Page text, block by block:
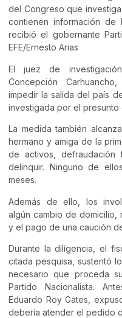
El juez de
Concepción
impedir la salida del país
investigada por el
La medida también
hermano y amiga de la
de activos, defraudación
delinquir. Ninguno de
meses.
Además de ello, los
algún cambio de
y el pago de una caución
Durante la diligencia, el
citada pesquisa, sustentó
necesario que proceda
Partido Nacionalista.
Eduardo Roy Gates,
debería atender el pedido